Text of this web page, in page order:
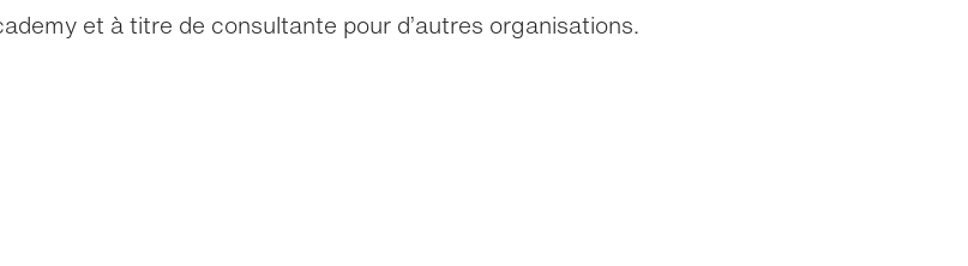
et à titre de consultante pour d’autres organisations.